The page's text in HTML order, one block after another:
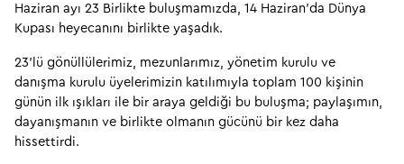
Haziran ayı 23 Birlikte buluşmamızda, 14 Haziran’da Dünya
Kupası heyecanını birlikte yaşadık.
23’lü gönüllülerimiz, mezunlarımız, yönetim kurulu ve
danışma kurulu üyelerimizin katılımıyla toplam 100 kişinin
günün ilk ışıkları ile bir araya geldiği bu buluşma; paylaşımın,
dayanışmanın ve birlikte olmanın gücünü bir kez daha
hissettirdi.